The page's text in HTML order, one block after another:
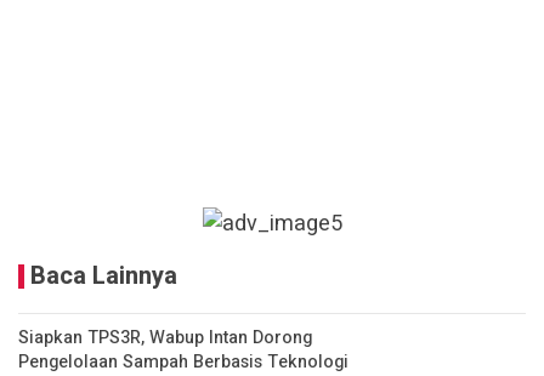
Baca Lainnya
Siapkan TPS3R, Wabup Intan Dorong
Pengelolaan Sampah Berbasis Teknologi